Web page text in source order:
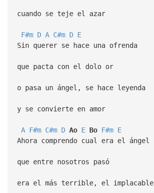
cuando se teje el azar
F#m D A C#m D E
Sin querer se hace una ofrenda
que pacta con el dolo or
o pasa un ángel, se hace leyenda
y se convierte en amor
A F#m C#m D Ao E Bo F#m E
Ahora comprendo cual era el ángel
que entre nosotros pasó
era el más terrible, el implacable